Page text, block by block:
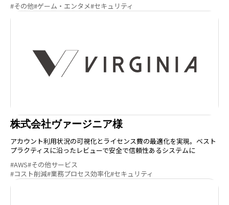
#その他#ゲーム・エンタメ#セキュリティ
株式会社ヴァージニア様
アカウント利用状況の可視化とライセンス費の最適化を実現。ベスト
プラクティスに沿ったレビューで安全で信頼性あるシステムに
#AWS#その他サービス
#コスト削減#業務プロセス効率化#セキュリティ